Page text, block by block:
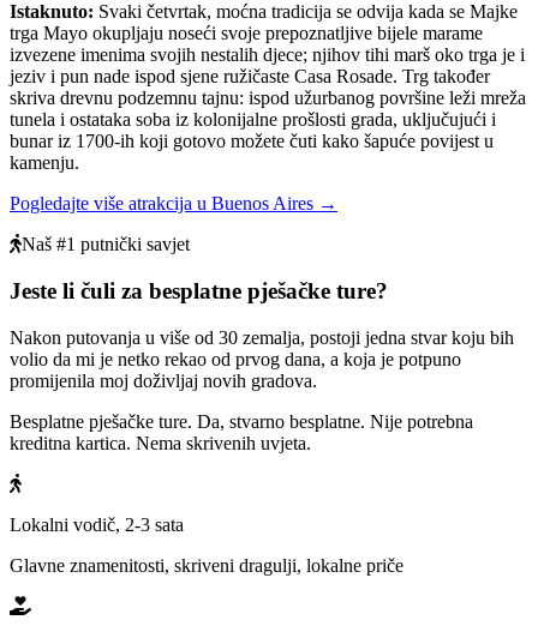
Istaknuto: Svaki četvrtak, moćna tradicija se odvija kada se Majke
trga Mayo okupljaju noseći svoje prepoznatljive bijele marame
izvezene imenima svojih nestalih djece; njihov tihi marš oko trga je i
jeziv i pun nade ispod sjene ružičaste Casa Rosade. Trg također
skriva drevnu podzemnu tajnu: ispod užurbanog površine leži mreža
tunela i ostataka soba iz kolonijalne prošlosti grada, uključujući i
bunar iz 1700-ih koji gotovo možete čuti kako šapuće povijest u
kamenju.
Pogledajte više atrakcija u Buenos Aires →
Naš #1 putnički savjet
Jeste li čuli za besplatne pješačke ture?
Nakon putovanja u više od 30 zemalja, postoji jedna stvar koju bih
volio da mi je netko rekao od prvog dana, a koja je potpuno
promijenila moj doživljaj novih gradova.
Besplatne pješačke ture. Da, stvarno besplatne. Nije potrebna
kreditna kartica. Nema skrivenih uvjeta.
Lokalni vodič, 2-3 sata
Glavne znamenitosti, skriveni dragulji, lokalne priče